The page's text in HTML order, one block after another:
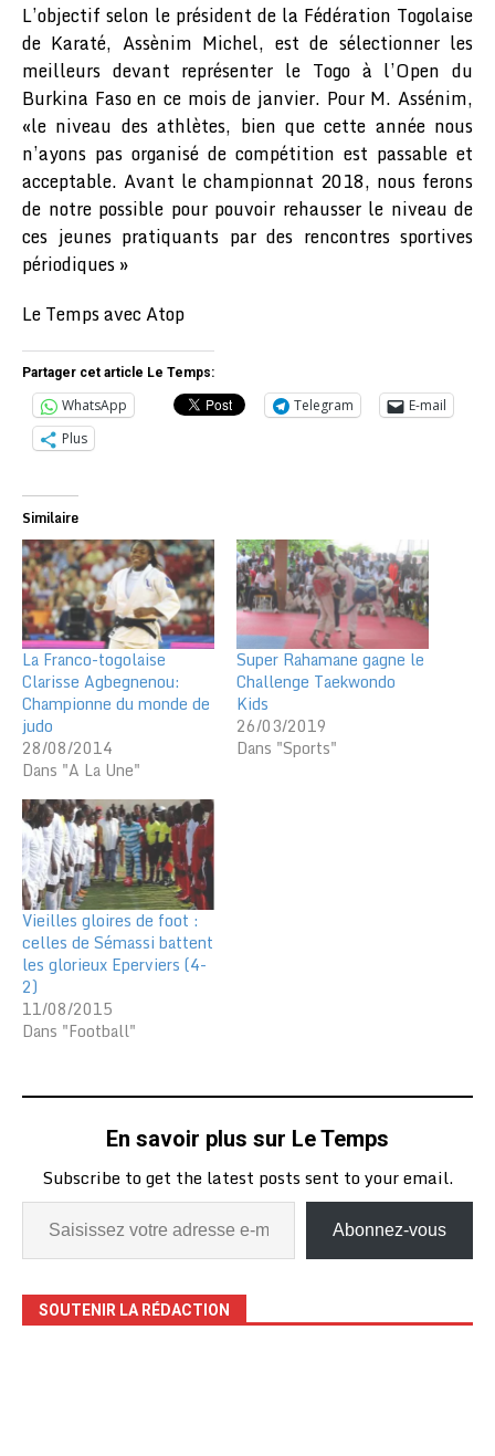
L’objectif selon le président de la Fédération Togolaise
de Karaté, Assènim Michel, est de sélectionner les
meilleurs devant représenter le Togo à l’Open du
Burkina Faso en ce mois de janvier. Pour M. Assénim,
«le niveau des athlètes, bien que cette année nous
n’ayons pas organisé de compétition est passable et
acceptable. Avant le championnat 2018, nous ferons
de notre possible pour pouvoir rehausser le niveau de
ces jeunes pratiquants par des rencontres sportives
périodiques »
Le Temps avec Atop
Partager cet article Le Temps:
WhatsApp Telegram
E-mail
Plus
Similaire
La Franco-togolaise
Clarisse Agbegnenou:
Championne du monde de
judo
28/08/2014
Dans "A La Une"
Super Rahamane gagne le
Challenge Taekwondo
Kids
26/03/2019
Dans "Sports"
Vieilles gloires de foot :
celles de Sémassi battent
les glorieux Eperviers (4-
2)
11/08/2015
Dans "Football"
En savoir plus sur Le Temps
Subscribe to get the latest posts sent to your email.
Abonnez-vous
SOUTENIR LA RÉDACTION